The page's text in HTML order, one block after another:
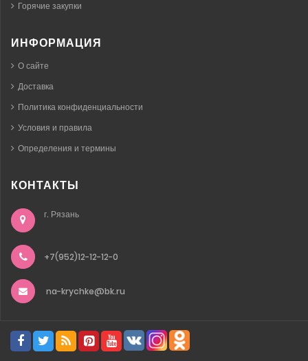
Горячие закупки
ИНФОРМАЦИЯ
О сайте
Доставка
Политика конфиденциальности
Условия и правила
Определения и термины
КОНТАКТЫ
г. Рязань
+7(952)12-12-12-0
na-krychke@bk.ru